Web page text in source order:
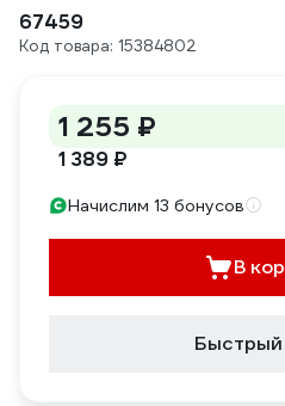
67459
Код товара: 15384802
1 255 ₽
1 389 ₽
Начислим 13 бонусов
В
Быстрый